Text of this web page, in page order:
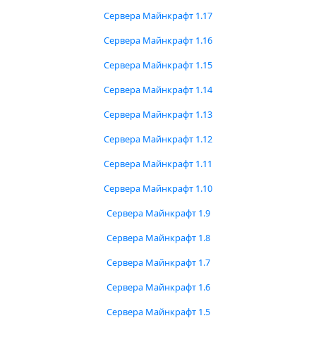
Сервера Майнкрафт 1.17
Сервера Майнкрафт 1.16
Сервера Майнкрафт 1.15
Сервера Майнкрафт 1.14
Сервера Майнкрафт 1.13
Сервера Майнкрафт 1.12
Сервера Майнкрафт 1.11
Сервера Майнкрафт 1.10
Сервера Майнкрафт 1.9
Сервера Майнкрафт 1.8
Сервера Майнкрафт 1.7
Сервера Майнкрафт 1.6
Сервера Майнкрафт 1.5